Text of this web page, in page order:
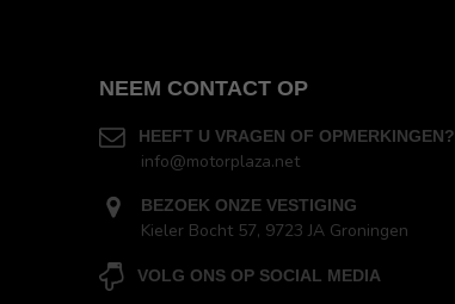
NEEM CONTACT OP
HEEFT U VRAGEN OF OPMERKINGEN?
info@motorplaza.net
BEZOEK ONZE VESTIGING
Kieler Bocht 57, 9723 JA Groningen
VOLG ONS OP SOCIAL MEDIA